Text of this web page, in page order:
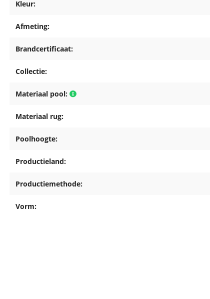
Kleur:
Afmeting:
Brandcertificaat:
Collectie:
Materiaal pool:
Materiaal rug:
Poolhoogte:
Productieland:
Productiemethode:
Vorm: